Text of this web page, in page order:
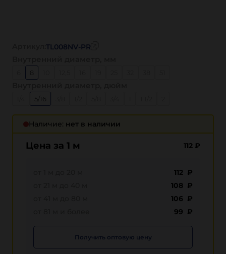
Наличие: нет в наличии
Цена за 1 м 112 ₽
112 ₽
108 ₽
106 ₽
99 ₽
Получить оптовую цену
TL008NV-PR
8
5/16